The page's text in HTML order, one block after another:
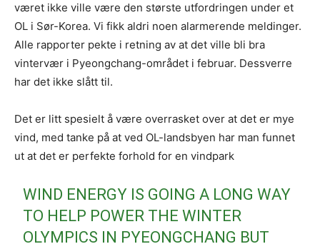
været ikke ville være den største utfordringen under et
OL i Sør-Korea. Vi fikk aldri noen alarmerende meldinger.
Alle rapporter pekte i retning av at det ville bli bra
vintervær i Pyeongchang-området i februar. Dessverre
har det ikke slått til.
Det er litt spesielt å være overrasket over at det er mye
vind, med tanke på at ved OL-landsbyen har man funnet
ut at det er perfekte forhold for en vindpark
WIND ENERGY IS GOING A LONG WAY
TO HELP POWER THE WINTER
OLYMPICS IN PYEONGCHANG BUT